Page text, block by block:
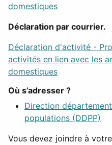
domestiques
Déclaration par courrier.
Déclaration d'activité -
activités en lien avec les
domestiques
Où s’adresser ?
Direction
populations (DDPP)
Vous devez joindre à